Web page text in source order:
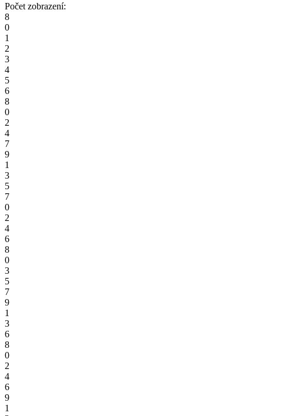
Počet zobrazení:
8
0
1
2
3
4
5
6
8
0
2
4
7
9
1
3
5
7
0
2
4
6
8
0
3
5
7
9
1
3
6
8
0
2
4
6
9
1